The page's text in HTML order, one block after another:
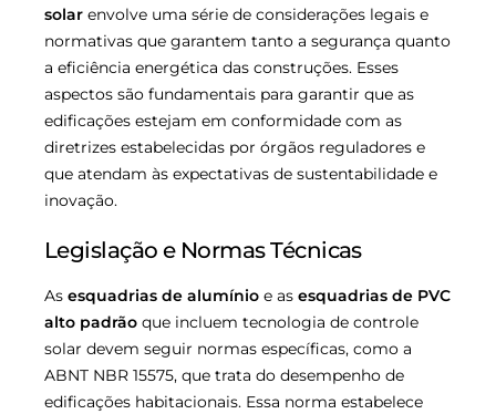
solar envolve uma série de considerações legais e
normativas que garantem tanto a segurança quanto
a eficiência energética das construções. Esses
aspectos são fundamentais para garantir que as
edificações estejam em conformidade com as
diretrizes estabelecidas por órgãos reguladores e
que atendam às expectativas de sustentabilidade e
inovação.
Legislação e Normas Técnicas
As esquadrias de alumínio e as esquadrias de PVC
alto padrão que incluem tecnologia de controle
solar devem seguir normas específicas, como a
ABNT NBR 15575, que trata do desempenho de
edificações habitacionais. Essa norma estabelece